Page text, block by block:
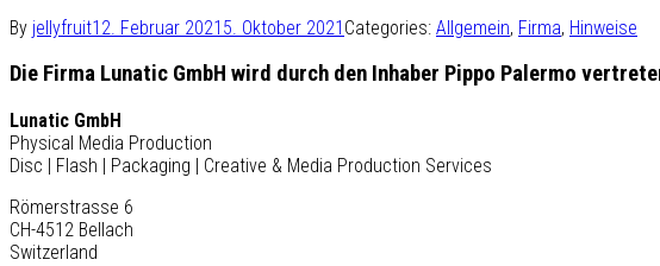
By jellyfruit12. Februar 2021 5. Oktober 2021 Categories: Allgemein, Firma, Hinweise
Die Firma Lunatic GmbH wird durch den Inhaber Pippo Palermo
Lunatic GmbH
Physical Media Production
Disc | Flash | Packaging | Creative & Media Production Services
Römerstrasse 6
CH-4512 Bellach
Switzerland